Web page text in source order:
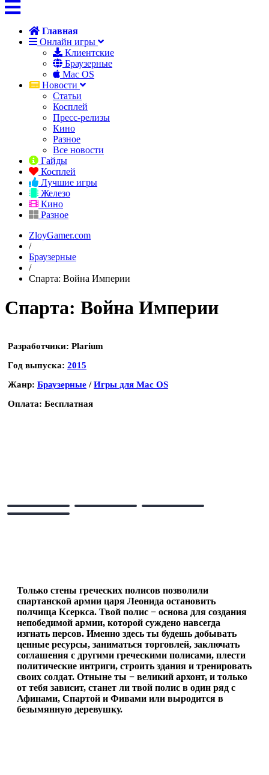
Главная
Онлайн игры
Клиентские
Браузерные
Mac OS
Новости
Статьи
Косплей
Пресс-релизы
Кино
Разное
Все новости
Гайды
Косплей
Лучшие игры
Железо
Кино
Разное
ZloyGamer.com
/
Браузерные
/
Спарта: Война Империи
Спарта: Война Империи
Разработчики: Plarium
Год выпуска: 2015
Жанр: Браузерные /Игры для Mac OS
Оплата: Бесплатная
Только стены греческих полисов позволили
спартанской армии царя Леонида остановить
полчища Ксеркса. Твой полис − основа для создания
непобедимой армии, которой суждено навсегда
изгнать персов. Именно здесь ты будешь добывать
ценные ресурсы, заниматься торговлей, заключать
соглашения с другими греческими полисами, плести
политические интриги, строить здания и тренировать
своих солдат. Отныне ты − великий архонт, и только
от тебя зависит, станет ли твой полис в один ряд с
Афинами, Спартой и Фивами или выродится в
безымянную деревушку.